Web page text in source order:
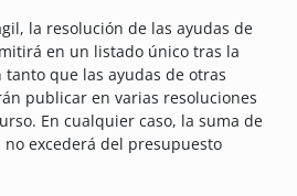
la resolución de las ayudas de
en un listado único tras la
que las ayudas de otras
publicar en varias resoluciones
En cualquier caso, la suma de
excederá del presupuesto